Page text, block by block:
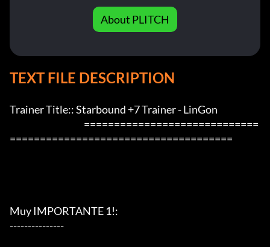
About PLITCH
TEXT FILE DESCRIPTION
Trainer Title:: Starbound +7 Trainer - LinGon
=====================================
Muy IMPORTANTE 1!:
---------------